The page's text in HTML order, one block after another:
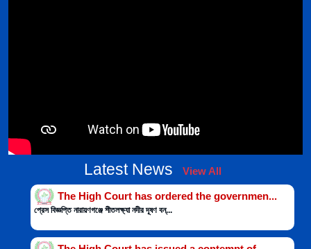
Latest News View All
The High Court has ordered the governmen...
প্রেস বিজ্ঞপ্তি নারায়ণগঞ্জে শীতলক্ষ্যা নদীর দূষণ বন্...